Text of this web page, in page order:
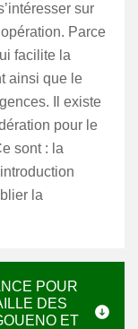
sur
Parce
facilite la
ainsi que le
Il existe
pour le
sont : la
la
POUR
DES
ET